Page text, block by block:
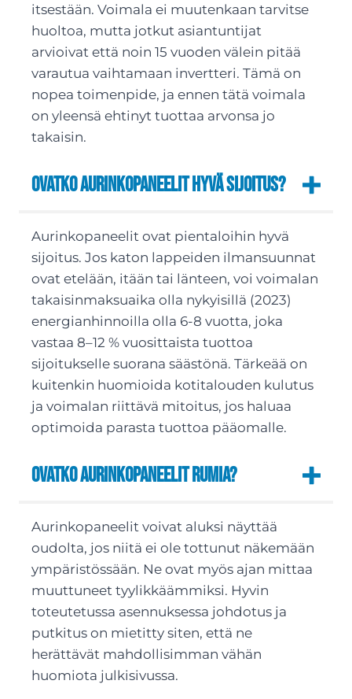
itsestään. Voimala ei muutenkaan tarvitse
huoltoa, mutta jotkut asiantuntijat
arvioivat että noin 15 vuoden välein pitää
varautua vaihtamaan invertteri. Tämä on
nopea toimenpide, ja ennen tätä voimala
on yleensä ehtinyt tuottaa arvonsa jo
takaisin.
Ovatko aurinkopaneelit hyvä sijoitus?
Aurinkopaneelit ovat pientaloihin hyvä
sijoitus. Jos katon lappeiden ilmansuunnat
ovat etelään, itään tai länteen, voi voimalan
takaisinmaksuaika olla nykyisillä (2023)
energianhinnoilla olla 6-8 vuotta, joka
vastaa 8–12 % vuosittaista tuottoa
sijoitukselle suorana säästönä. Tärkeää on
kuitenkin huomioida kotitalouden kulutus
ja voimalan riittävä mitoitus, jos haluaa
optimoida parasta tuottoa pääomalle.
Ovatko aurinkopaneelit rumia?
Aurinkopaneelit voivat aluksi näyttää
oudolta, jos niitä ei ole tottunut näkemään
ympäristössään. Ne ovat myös ajan mittaa
muuttuneet tyylikkäämmiksi. Hyvin
toteutetussa asennuksessa johdotus ja
putkitus on mietitty siten, että ne
herättävät mahdollisimman vähän
huomiota julkisivussa.